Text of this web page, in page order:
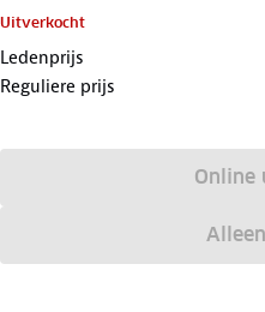
Uitverkocht
Ledenprijs
Reguliere prijs
Online